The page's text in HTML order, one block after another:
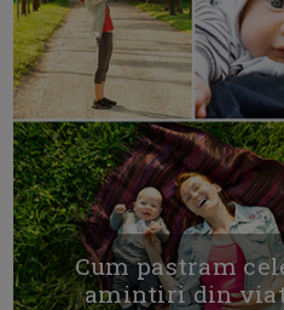
Cum pastram
amintiri din